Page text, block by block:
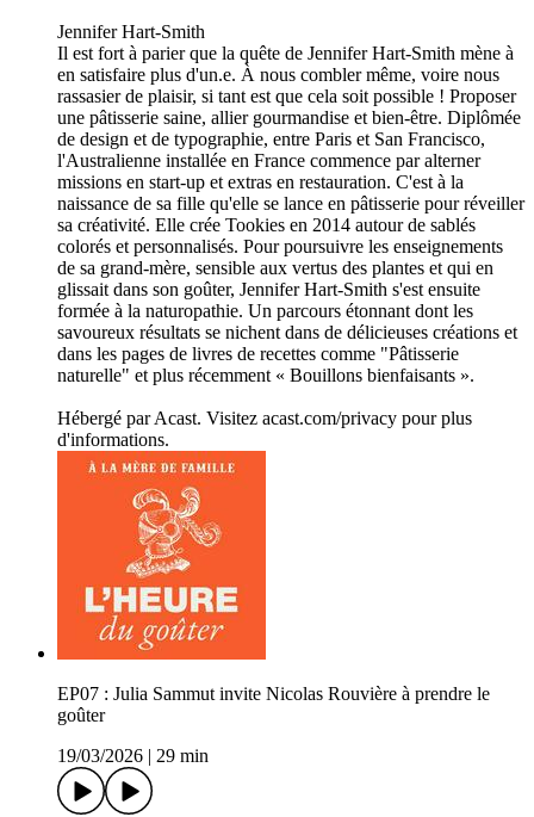
Jennifer Hart-Smith
Il est fort à parier que la quête de Jennifer Hart-Smith mène à
en satisfaire plus d'un.e. À nous combler même, voire nous
rassasier de plaisir, si tant est que cela soit possible ! Proposer
une pâtisserie saine, allier gourmandise et bien-être. Diplômée
de design et de typographie, entre Paris et San Francisco,
l'Australienne installée en France commence par alterner
missions en start-up et extras en restauration. C'est à la
naissance de sa fille qu'elle se lance en pâtisserie pour réveiller
sa créativité. Elle crée Tookies en 2014 autour de sablés
colorés et personnalisés. Pour poursuivre les enseignements
de sa grand-mère, sensible aux vertus des plantes et qui en
glissait dans son goûter, Jennifer Hart-Smith s'est ensuite
formée à la naturopathie. Un parcours étonnant dont les
savoureux résultats se nichent dans de délicieuses créations et
dans les pages de livres de recettes comme "Pâtisserie
naturelle" et plus récemment « Bouillons bienfaisants ».
Hébergé par Acast. Visitez acast.com/privacy pour plus
d'informations.
EP07 : Julia Sammut invite Nicolas Rouvière à prendre le
goûter
19/03/2026 | 29 min